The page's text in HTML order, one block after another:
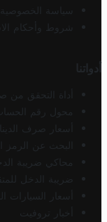
سياسة الخصوصية
شروط وأحكام
أدواتنا
أداة التحقق من
محول رقم
أسعار صرف
البحث عن الرمز
محاكي ضريبة
ضريبة الدخل
أسعار السيارات
أخبار تروفيت